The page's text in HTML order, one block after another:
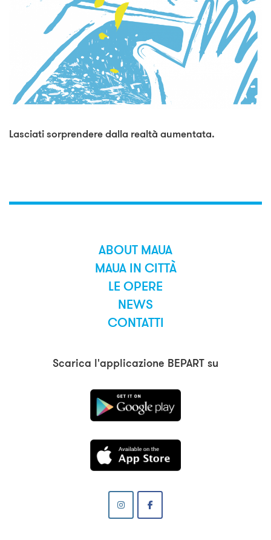
Lasciati sorprendere dalla realtà aumentata.
ABOUT MAUA
MAUA IN CITTÀ
LE OPERE
NEWS
CONTATTI
Scarica l'applicazione BEPART su